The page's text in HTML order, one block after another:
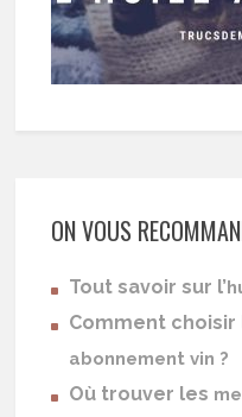
ON VOUS
Tout savoir sur l’
Comment choisir
abonnement vin ?
Où trouver les